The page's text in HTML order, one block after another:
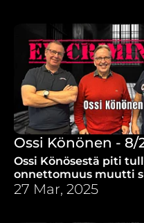
Ossi Könönen - 8/
Ossi Könösestä piti
onnettomuus muutti
hänestä katkera
27 Mar, 2025